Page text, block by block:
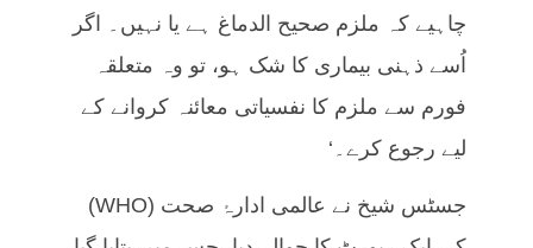
چاہیے کہ ملزم صحیح الدماغ ہے یا نہیں۔ اگر
اُسے ذہنی بیماری کا شک ہو، تو وہ متعلقہ
فورم سے ملزم کا نفسیاتی معائنہ کروانے کے
لیے رجوع کرے۔‘
جسٹس شیخ نے عالمی ادارۂ صحت (WHO)